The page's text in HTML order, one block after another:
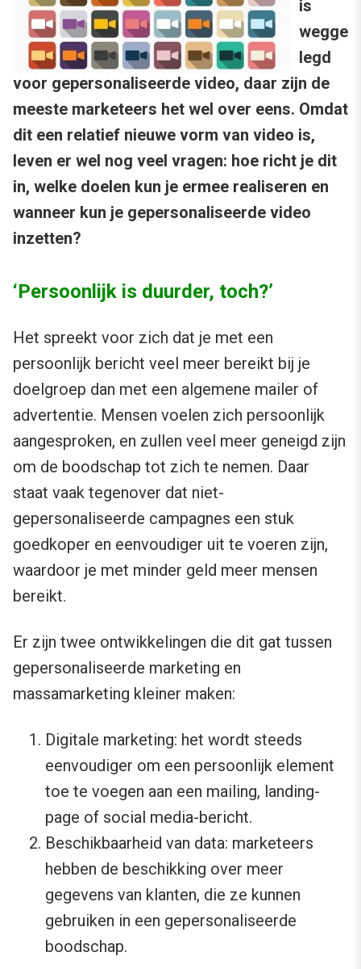
is
wegge
legd
voor gepersonaliseerde video, daar zijn de
meeste marketeers het wel over eens. Omdat
dit een relatief nieuwe vorm van video is,
leven er wel nog veel vragen: hoe richt je dit
in, welke doelen kun je ermee realiseren en
wanneer kun je gepersonaliseerde video
inzetten?
‘Persoonlijk is duurder, toch?’
Het spreekt voor zich dat je met een
persoonlijk bericht veel meer bereikt bij je
doelgroep dan met een algemene mailer of
advertentie. Mensen voelen zich persoonlijk
aangesproken, en zullen veel meer geneigd zijn
om de boodschap tot zich te nemen. Daar
staat vaak tegenover dat niet-
gepersonaliseerde campagnes een stuk
goedkoper en eenvoudiger uit te voeren zijn,
waardoor je met minder geld meer mensen
bereikt.
Er zijn twee ontwikkelingen die dit gat tussen
gepersonaliseerde marketing en
massamarketing kleiner maken:
Digitale marketing: het wordt steeds
eenvoudiger om een persoonlijk element
toe te voegen aan een mailing, landing-
page of social media-bericht.
Beschikbaarheid van data: marketeers
hebben de beschikking over meer
gegevens van klanten, die ze kunnen
gebruiken in een gepersonaliseerde
boodschap.